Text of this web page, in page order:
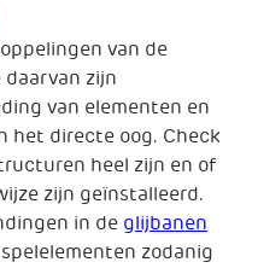
van de
zijn
van elementen en
het directe oog. Check
heel zijn en of
zijn geïnstalleerd.
in de glijbanen
zodanig